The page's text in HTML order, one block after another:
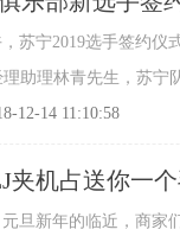
，苏宁2019选手签约
理助理林青先生，苏宁
12-14 11:10:58
夹机占送你一
旦新年的临近，商家